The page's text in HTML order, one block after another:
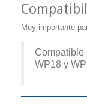
Muy importante
Compatible
WP18 y